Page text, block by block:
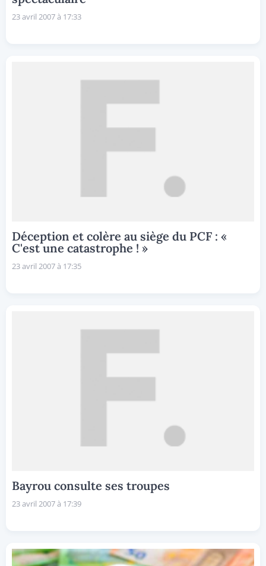
23 avril 2007 à 17:33
Déception et colère au siège du PCF : «
C'est une catastrophe ! »
23 avril 2007 à 17:35
Bayrou consulte ses troupes
23 avril 2007 à 17:39